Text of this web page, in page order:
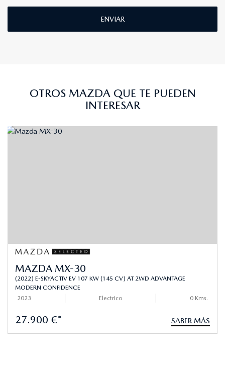
ENVIAR
OTROS MAZDA QUE TE PUEDEN
INTERESAR
MAZDA MX-30
(2022) E-SKYACTIV EV 107 KW (145 CV) AT 2WD ADVANTAGE
MODERN CONFIDENCE
2023
Electrico 0 Kms.
27.900 €* SABER MÁS